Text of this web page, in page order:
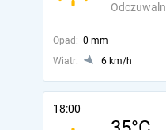
Opad: 0 mm
Wiatr:
6 km/h
18:00